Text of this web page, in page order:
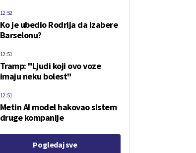
Ko je ubedio Rodrija da izabere
Barselonu?
12:52
Tramp: "Ljudi koji ovo voze
imaju neku bolest"
12:51
Metin AI model hakovao sistem
druge kompanije
12:51
Pogledaj sve